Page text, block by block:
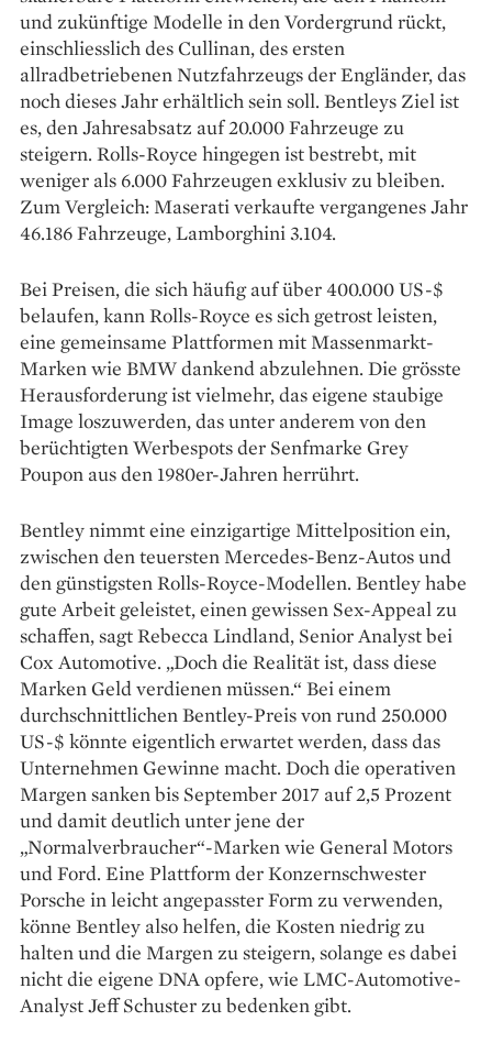
und zukünftige Modelle in den Vordergrund rückt,
einschliesslich des Cullinan, des ersten
allradbetriebenen Nutzfahrzeugs der Engländer, das
noch dieses Jahr erhältlich sein soll. Bentleys Ziel ist
es, den Jahresabsatz auf 20.000 Fahrzeuge zu
steigern. Rolls-Royce hingegen ist bestrebt, mit
weniger als 6.000 Fahrzeugen exklusiv zu bleiben.
Zum Vergleich: Maserati verkaufte vergangenes Jahr
46.186 Fahrzeuge, Lamborghini 3.104.
Bei Preisen, die sich häufig auf über 400.000 US-$
belaufen, kann Rolls-Royce es sich getrost leisten,
eine gemeinsame Plattformen mit Massenmarkt-
Marken wie BMW dankend abzulehnen. Die grösste
Herausforderung ist vielmehr, das eigene staubige
Image loszuwerden, das unter anderem von den
berüchtigten Werbespots der Senfmarke Grey
Poupon aus den 1980er-Jahren herrührt.
Bentley nimmt eine einzigartige Mittelposition ein,
zwischen den teuersten Mercedes-Benz-Autos und
den günstigsten Rolls-Royce-Modellen. Bentley habe
gute Arbeit geleistet, einen gewissen Sex-Appeal zu
schaffen, sagt Rebecca Lindland, Senior Analyst bei
Cox Automotive. „Doch die Realität ist, dass diese
Marken Geld verdienen müssen.“ Bei einem
durchschnittlichen Bentley-Preis von rund 250.000
US-$ könnte eigentlich erwartet werden, dass das
Unternehmen Gewinne macht. Doch die operativen
Margen sanken bis September 2017 auf 2,5 Prozent
und damit deutlich unter jene der
„Normalverbraucher“-Marken wie General Motors
und Ford. Eine Plattform der Konzernschwester
Porsche in leicht angepasster Form zu verwenden,
könne Bentley also helfen, die Kosten niedrig zu
halten und die Margen zu steigern, solange es dabei
nicht die eigene DNA opfere, wie LMC-Automotive-
Analyst Jeff Schuster zu bedenken gibt.